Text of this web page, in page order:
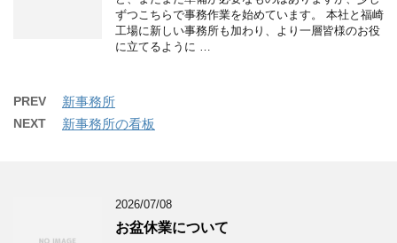
ずつこちらで事務作業を始めています。 本社と福崎
工場に新しい事務所も加わり、より一層皆様のお役
に立てるように …
PREV 新事務所
NEXT 新事務所の看板
2026/07/08
お盆休業について